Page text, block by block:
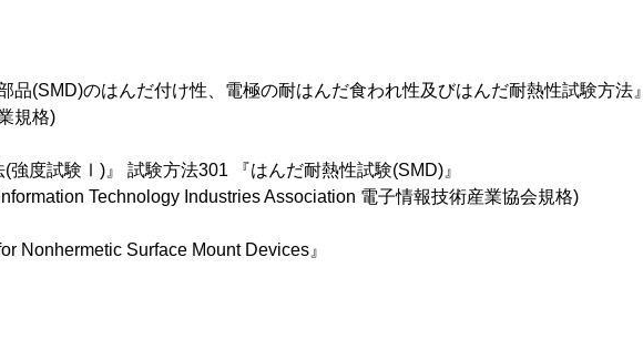
(SMD)のはんだ付け性、電極の耐はんだ食われ性及びはんだ耐熱性試験方法』
規格)
強度試験Ⅰ)』 試験方法301 『はんだ耐熱性試験(SMD)』
Technology Industries Association 電子情報技術産業協会規格)
Nonhermetic Surface Mount Devices』